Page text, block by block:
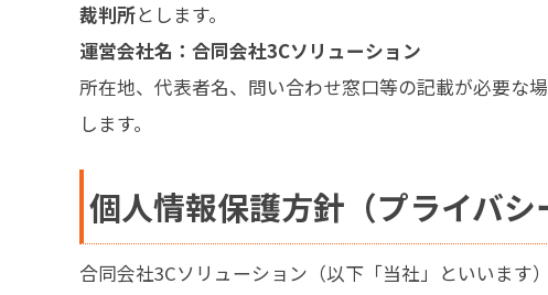
裁判所とします。
運営会社名：合同会社3Cソリューション
所在地、代表者名、問い合わせ窓口等の記載が必要な
します。
個人情報保護方針（プライバシ
合同会社3Cソリューション（以下「当社」といいます